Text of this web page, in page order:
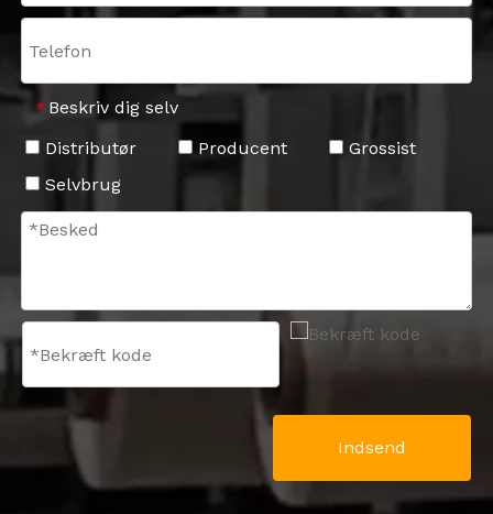
* Beskriv dig selv
Distributør
Producent
Grossist
Selvbrug
Indsend